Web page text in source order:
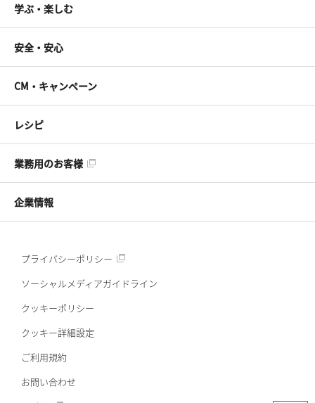
学ぶ・楽しむ
安全・安心
CM・キャンペーン
レシピ
業務用のお客様
企業情報
プライバシーポリシー
ソーシャルメディアガイドライン
クッキーポリシー
クッキー詳細設定
ご利用規約
お問い合わせ